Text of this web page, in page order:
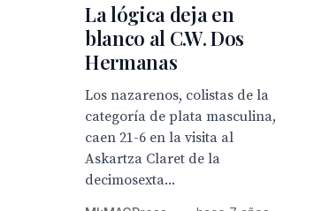
La lógica deja en
blanco al C.W. Dos
Hermanas
Los nazarenos, colistas de la
categoría de plata masculina,
caen 21-6 en la visita al
Askartza Claret de la
decimosexta...